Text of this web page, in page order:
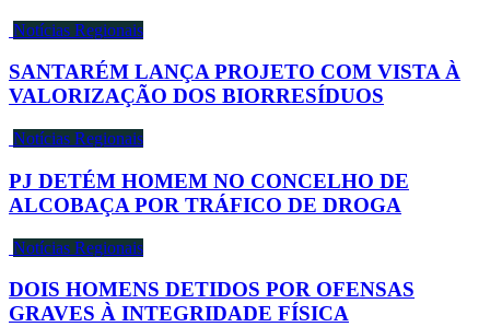
Notícias Regionais
SANTARÉM LANÇA PROJETO COM VISTA À
VALORIZAÇÃO DOS BIORRESÍDUOS
Notícias Regionais
PJ DETÉM HOMEM NO CONCELHO DE
ALCOBAÇA POR TRÁFICO DE DROGA
Notícias Regionais
DOIS HOMENS DETIDOS POR OFENSAS
GRAVES À INTEGRIDADE FÍSICA